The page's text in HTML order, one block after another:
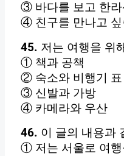
③ 바다를 보고 한
④ 친구를 만나고 싶
45. 저는 여행을 위
① 책과 공책
② 숙소와 비행기 표
③ 신발과 가방
④ 카메라와 우산
46. 이 글의 내용과
① 저는 서울로 여행